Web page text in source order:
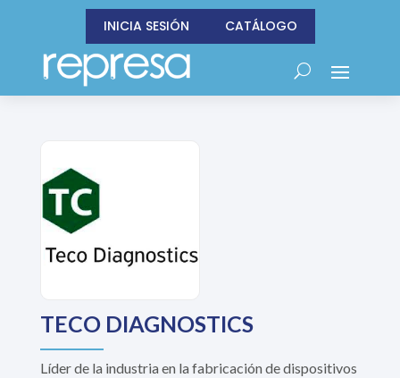
INICIA SESIÓN CATÁLOGO
TECO DIAGNOSTICS
Líder de la industria en la fabricación de dispositivos